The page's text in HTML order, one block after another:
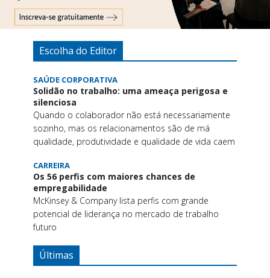
Escolha do Editor
SAÚDE CORPORATIVA
Solidão no trabalho: uma ameaça perigosa e
silenciosa
Quando o colaborador não está necessariamente
sozinho, mas os relacionamentos são de má
qualidade, produtividade e qualidade de vida caem
CARREIRA
Os 56 perfis com maiores chances de
empregabilidade
McKinsey & Company lista perfis com grande
potencial de liderança no mercado de trabalho
futuro
Últimas